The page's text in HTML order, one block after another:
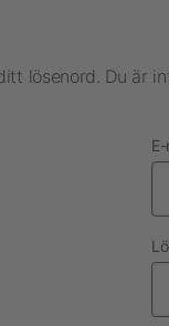
lösenord. Du är